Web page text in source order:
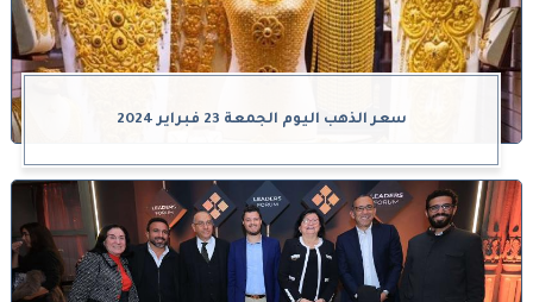
سعر الذهب اليوم الجمعة 23 فبراير 2024